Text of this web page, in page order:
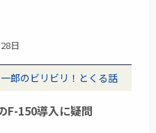
日
郎のビリビリ！とくる話
F-150導入に疑問